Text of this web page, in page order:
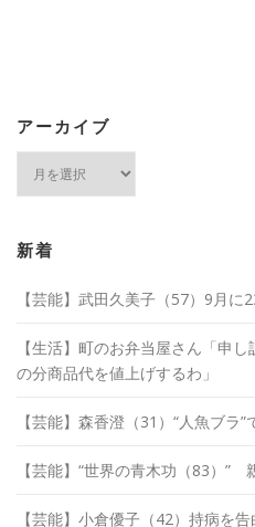
アーカイブ
ブ
新着
【芸能】武田久美子（57）9月
【生活】町のお弁当屋さん「申
の分商品代を値上げするわ」
【芸能】森香澄（31）“人魚ブラ
【芸能】“世界の青木功（83）”
【芸能】小倉優子（42）持病を